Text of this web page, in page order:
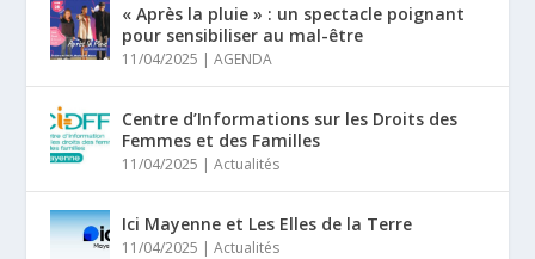
« Après la pluie » : un spectacle poignant
pour sensibiliser au mal-être
11/04/2025 |AGENDA
Centre d’Informations sur les Droits des
Femmes et des Familles
11/04/2025 |Actualités
Ici Mayenne et Les Elles de la Terre
11/04/2025 |Actualités